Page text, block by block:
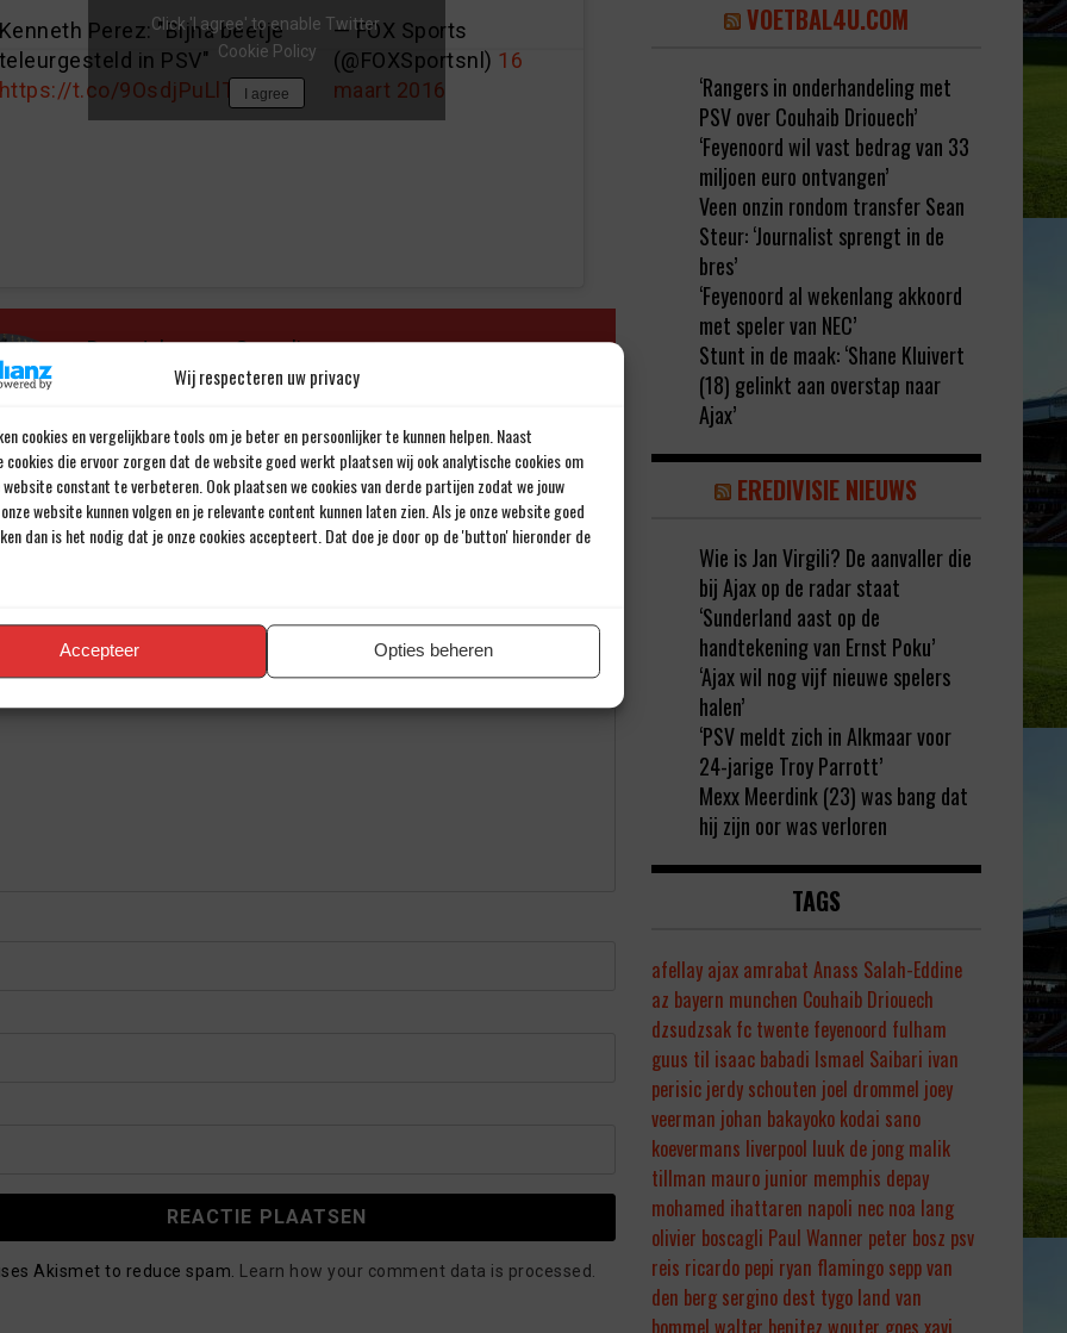
Wij respecteren uw privacy
cookies en vergelijkbare tools om je beter en persoonlijker te kunnen helpen. Naast
cookies die ervoor zorgen dat de website goed werkt plaatsen wij ook analytische cookies om
website constant te verbeteren. Ook plaatsen we cookies van derde partijen zodat we jouw
website kunnen volgen en je relevante content kunnen laten zien. Als je onze website goed
dan is het nodig dat je onze cookies accepteert. Dat doe je door op de 'button' hieronder de
Accepteer Opties beheren
Kenneth Perez: "Bijna beetje
teleurgesteld in PSV"
https://t.co/9OsdjPuLlT
— FOX Sports
(@FOXSportsnl) 16
maart 2016
Click 'I agree' to enable Twitter
Cookie Policy
I agree
Door Johannes Cornelis
Al meer dan 43 jaar een passie voor voetbal.
reactie
Akismet to reduce spam. Learn how your comment data is processed.
VOETBAL4U.COM
‘Rangers in onderhandeling met
PSV over Couhaib Driouech’
‘Feyenoord wil vast bedrag van 33
miljoen euro ontvangen’
Veen onzin rondom transfer Sean
Steur: ‘Journalist sprengt in de
bres’
‘Feyenoord al wekenlang akkoord
met speler van NEC’
Stunt in de maak: ‘Shane Kluivert
(18) gelinkt aan overstap naar
Ajax’
EREDIVISIE NIEUWS
Wie is Jan Virgili? De aanvaller die
bij Ajax op de radar staat
‘Sunderland aast op de
handtekening van Ernst Poku’
‘Ajax wil nog vijf nieuwe spelers
halen’
‘PSV meldt zich in Alkmaar voor
24-jarige Troy Parrott’
Mexx Meerdink (23) was bang dat
hij zijn oor was verloren
TAGS
afellay ajax amrabat Anass Salah-Eddine
az bayern munchen Couhaib Driouech
dzsudzsak fc twente feyenoord fulham
guus til isaac babadi Ismael Saibari ivan
perisic jerdy schouten joel drommel joey
veerman johan bakayoko kodai sano
koevermans liverpool luuk de jong malik
tillman mauro junior memphis depay
mohamed ihattaren napoli nec noa lang
olivier boscagli Paul Wanner peter bosz psv
reis ricardo pepi ryan flamingo sepp van
den berg sergino dest tygo land van